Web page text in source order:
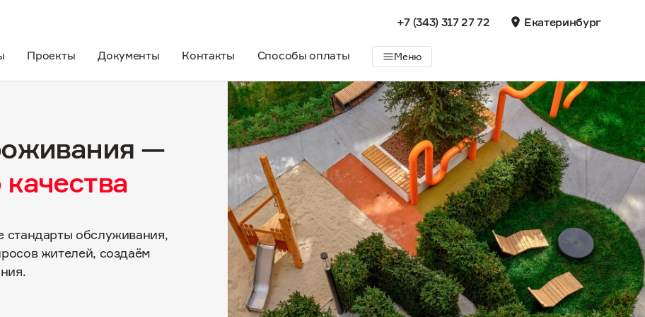
+7 (343) 317 27 72 Екатеринбург
Проекты Документы Контакты Способы оплаты Меню
—
стандарты обслуживания,
жителей, создаём